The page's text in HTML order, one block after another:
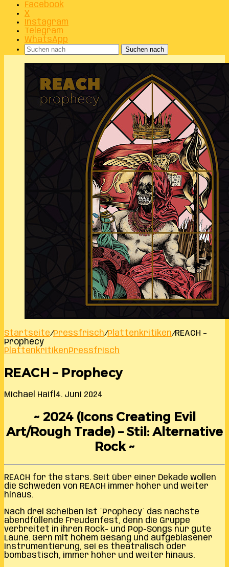
Facebook
X
Instagram
Telegram
WhatsApp
Suchen nach
Startseite/Pressfrisch/Plattenkritiken/REACH –
Prophecy
PlattenkritikenPressfrisch
REACH – Prophecy
Michael Haifl 4. Juni 2024
~ 2024 (Icons Creating Evil
Art/Rough Trade) – Stil: Alternative
Rock ~
REACH for the stars. Seit über einer Dekade wollen
die Schweden von REACH immer höher und weiter
hinaus.
Nach drei Scheiben ist ´Prophecy´ das nächste
abendfüllende Freudenfest, denn die Gruppe
verbreitet in ihren Rock- und Pop-Songs nur gute
Laune. Gern mit hohem Gesang und aufgeblasener
Instrumentierung, sei es theatralisch oder
bombastisch, immer höher und weiter hinaus.